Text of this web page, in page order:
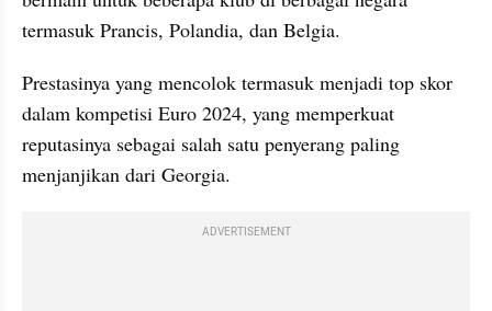
termasuk Prancis, Polandia, dan Belgia.
Prestasinya yang mencolok termasuk menjadi top skor
dalam kompetisi Euro 2024, yang memperkuat
reputasinya sebagai salah satu penyerang paling
menjanjikan dari Georgia.
ADVERTISEMENT